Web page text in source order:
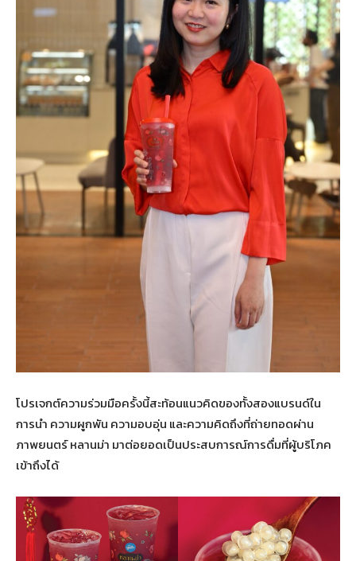
โปรเจกต์ความร่วมมือครั้งนี้สะท้อนแนวคิดของทั้งสองแบรนด์ใน
การนำ ความผูกพัน ความอบอุ่น และความคิดถึงที่ถ่ายทอดผ่าน
ภาพยนตร์ หลานม่า มาต่อยอดเป็นประสบการณ์การดื่มที่ผู้บริโภค
เข้าถึงได้